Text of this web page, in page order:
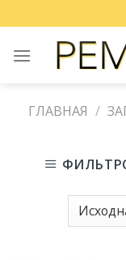
to
content
ГЛАВНАЯ /